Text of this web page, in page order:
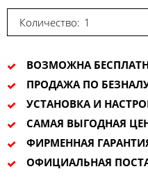
Количество:
ВОЗМОЖНА
ПРОДАЖА ПО
УСТАНОВКА И
САМАЯ ВЫГОДНАЯ
ФИРМЕННАЯ
ОФИЦИАЛЬНАЯ